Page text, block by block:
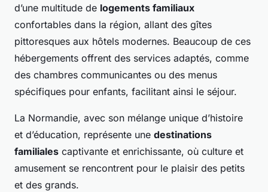
d’une multitude de logements familiaux
confortables dans la région, allant des gîtes
pittoresques aux hôtels modernes. Beaucoup de ces
hébergements offrent des services adaptés, comme
des chambres communicantes ou des menus
spécifiques pour enfants, facilitant ainsi le séjour.
La Normandie, avec son mélange unique d’histoire
et d’éducation, représente une destinations
familiales captivante et enrichissante, où culture et
amusement se rencontrent pour le plaisir des petits
et des grands.